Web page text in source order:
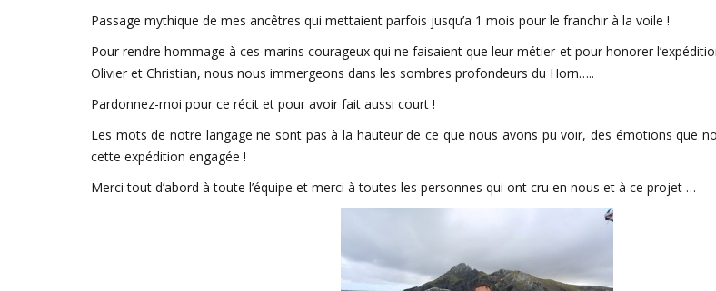
Passage mythique de mes ancêtres qui mettaient parfois jusqu’a 1 mois pour le franchir à la voile !
Pour rendre hommage à ces marins courageux qui ne faisaient que leur métier et pour honorer
Olivier et Christian, nous nous immergeons dans les sombres profondeurs du Horn…..
Pardonnez-moi pour ce récit et pour avoir fait aussi court !
Les mots de notre langage ne sont pas à la hauteur de ce que nous avons pu voir, des émotions que
cette expédition engagée !
Merci tout d’abord à toute l’équipe et merci à toutes les personnes qui ont cru en nous et à ce projet …